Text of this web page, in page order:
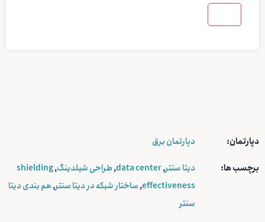
دپارتمان: دپارتمان برق
برچسب ها: دیتا سنتر,
data center
,طراحی شیلدینگ,
shielding
effectiveness
,ساختار شبکه در دیتا سنتر,هم بندی دیتا
سنتر